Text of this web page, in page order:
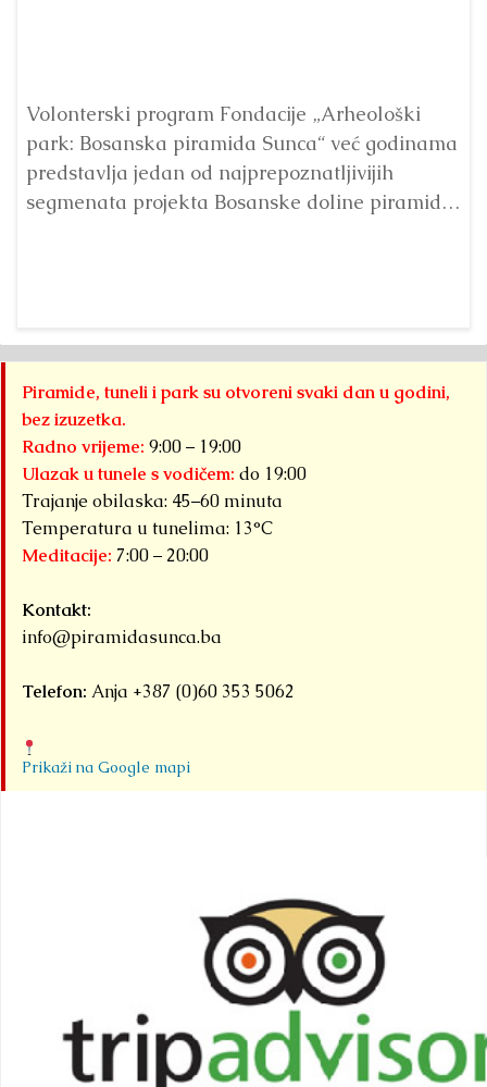
Volonterski program Fondacije „Arheološki
park: Bosanska piramida Sunca“ već godinama
predstavlja jedan od najprepoznatljivijih
segmenata projekta Bosanske doline piramida.
Piramide, tuneli i park su otvoreni svaki dan u godini,
bez izuzetka.
Radno vrijeme: 9:00 – 19:00
Ulazak u tunele s vodičem: do 19:00
Trajanje obilaska: 45–60 minuta
Temperatura u tunelima: 13°C
Meditacije: 7:00 – 20:00
Kontakt:
info@piramidasunca.ba
Telefon: Anja +387 (0)60 353 5062
Prikaži na Google mapi